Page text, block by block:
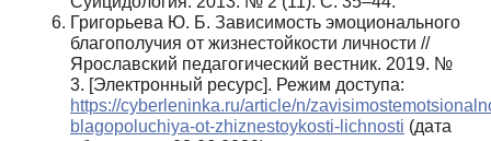
Григорьева Ю. Б. Зависимость эмоционального
благополучия от жизнестойкости личности //
Ярославский педагогический вестник. 2019. №
3. [Электронный ресурс]. Режим доступа:
https://cyberleninka.ru/article/n/
blagopoluchiya-ot-zhiznestoykosti-lichnosti (дата